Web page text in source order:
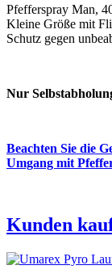
Pfefferspray Man,
Kleine Größe mit
Schutz gegen
Nur
Beachten Sie die
Umgang mit
Kunden